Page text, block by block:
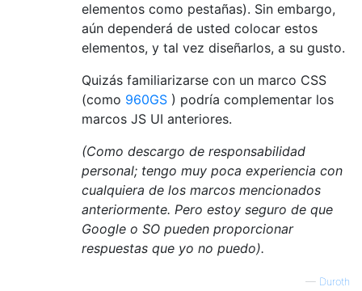
elementos como pestañas). Sin embargo,
aún dependerá de usted colocar estos
elementos, y tal vez diseñarlos, a su gusto.
Quizás familiarizarse con un marco CSS
(como 960GS ) podría complementar los
marcos JS UI anteriores.
(Como descargo de responsabilidad
personal; tengo muy poca experiencia con
cualquiera de los marcos mencionados
anteriormente. Pero estoy seguro de que
Google o SO pueden proporcionar
respuestas que yo no puedo).
— Duroth